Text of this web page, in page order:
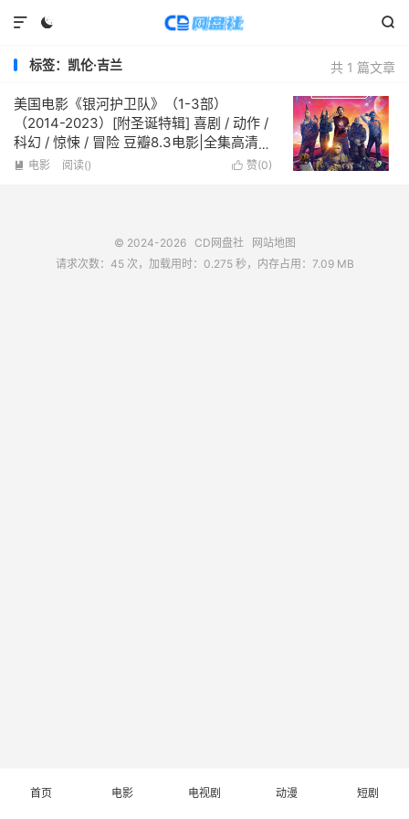
 

共 1 篇文章
标签：凯伦·吉兰
美国电影《银河护卫队》（1-3部）
（2014-2023）[附圣诞特辑] 喜剧 / 动作 /
科幻 / 惊悚 / 冒险 豆瓣8.3电影|全集高清免
费在线观看
 赞(0)
 电影 阅读()
© 2024-2026 CD网盘社
网站地图
请求次数：45 次，加载用时：0.275 秒，内存占用：7.09 MB
首页 电影 电视剧 动漫 短剧